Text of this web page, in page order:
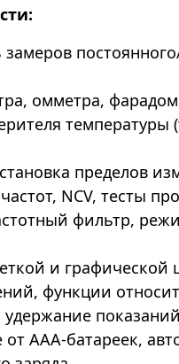
омметра,
температуры
пределов
NCV, тесты
фильтр,
и
функции
удержание показаний
AAA-батареек,